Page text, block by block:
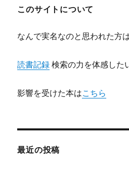
このサイトについて
なんで実名なのと思われた方
読書記録 検索の力を体感した
影響を受けた本はこちら
最近の投稿